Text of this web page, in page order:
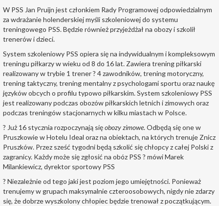
W PSS Jan Pruijn jest członkiem Rady Programowej odpowiedzialnym
za wdrażanie holenderskiej myśli szkoleniowej do systemu
treningowego PSS. Będzie również przyjeżdżał na obozy i szkolił
trenerów i dzieci.
System szkoleniowy PSS opiera się na indywidualnym i kompleksowym
treningu piłkarzy w wieku od 8 do 16 lat. Zawiera trening piłkarski
realizowany w trybie 1 trener ? 4 zawodników, trening motoryczny,
trening taktyczny, trening mentalny z psychologami sportu oraz naukę
języków obcych o profilu typowo piłkarskim. System szkoleniowy PSS
jest realizowany podczas obozów piłkarskich letnich i zimowych oraz
podczas treningów stacjonarnych w kilku miastach w Polsce.
? Już 16 stycznia rozpoczynają sięobozy zimowe. Odbędą się one w
Pruszkowie w Hotelu Ideal oraz na obiektach, na których trenuje Znicz
Pruszków. Przez sześć tygodni będą szkolić się chłopcy z całej Polski z
zagranicy. Każdy może się zgłosić na obóz PSS ? mówi Marek
Milankiewicz, dyrektor sportowy PSS
? Niezależnie od tego jaki jest poziom jego umiejętności. Ponieważ
trenujemy w grupach maksymalnie czteroosobowych, nigdy nie zdarzy
się, że dobrze wyszkolony chłopiec będzie trenował z początkującym.